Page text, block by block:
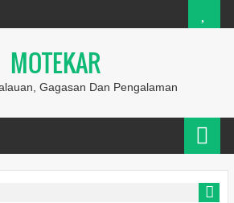
MOTEKAR
Gagasan Dan Pengalaman